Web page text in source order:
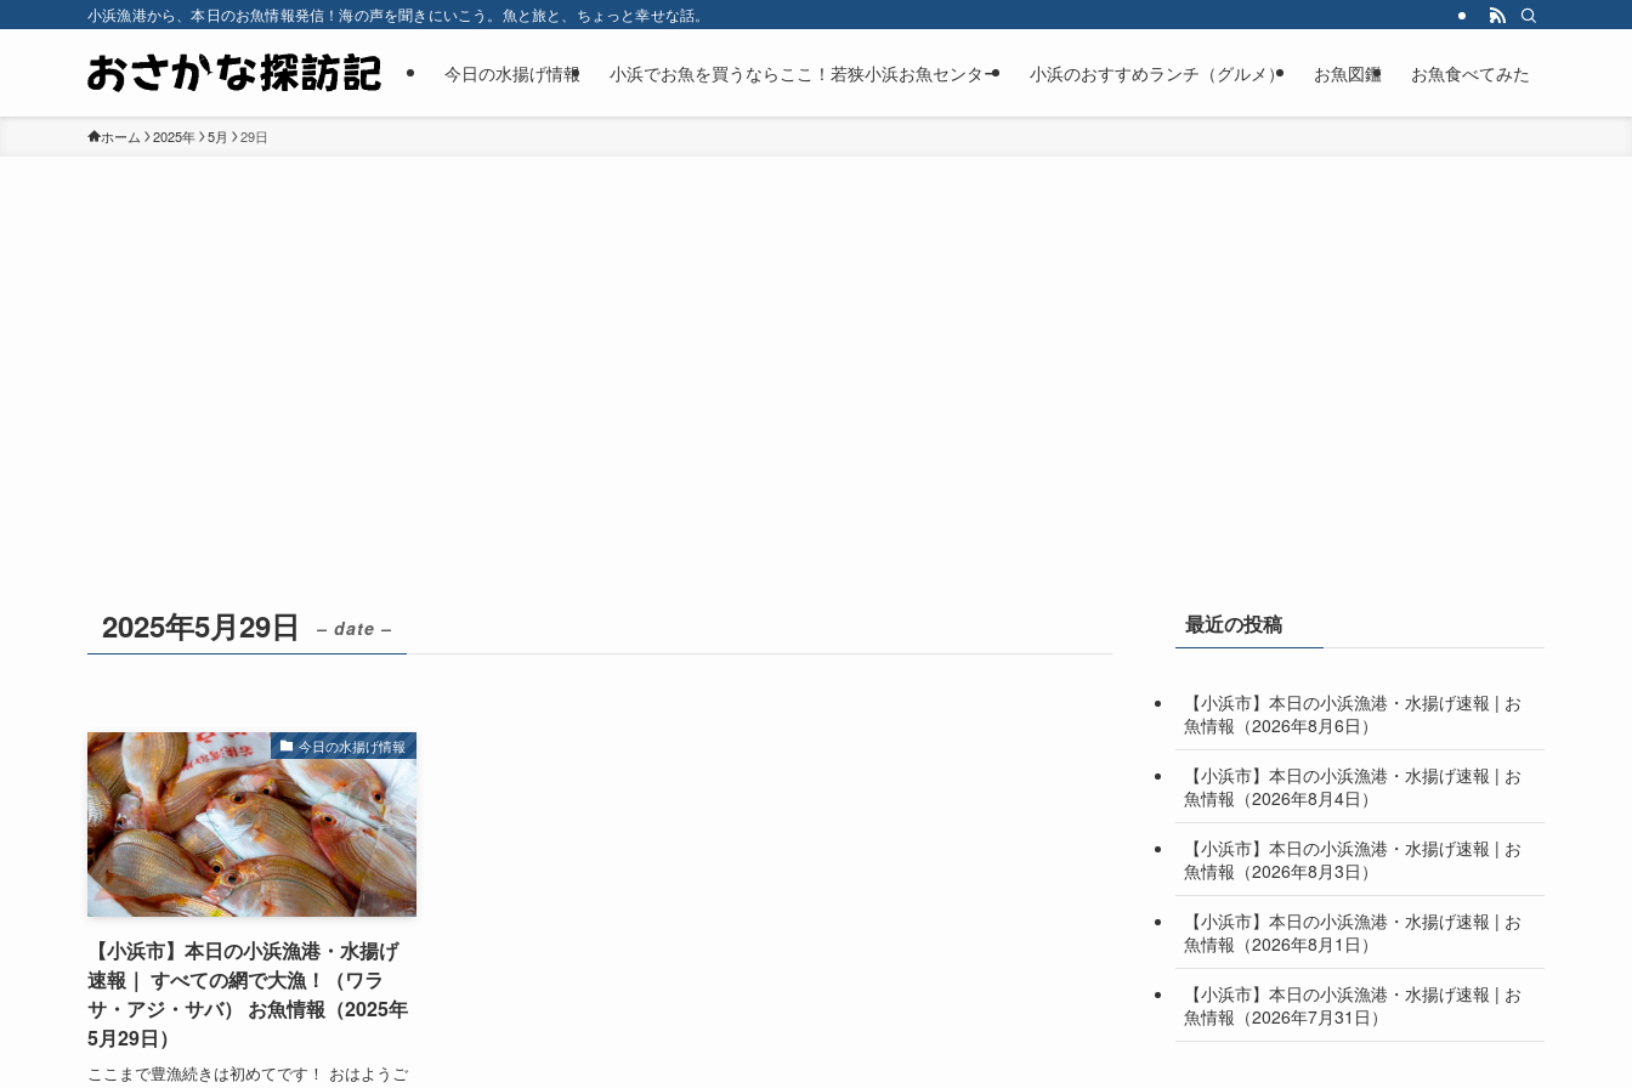
小浜漁港から、本日のお魚情報発信！海の声を聞きにいこう。魚と旅と、ちょっと幸せな話。
今日の水揚げ情報 小浜でお魚を買うならここ！若狭小浜お魚センター 小浜のおすすめランチ（グルメ） お魚図鑑 お魚食べてみた
ホーム 2025年 5月 29日
2025年5月29日 – date –
今日の水揚げ情報
【小浜市】本日の小浜漁港・水揚げ
速報｜ すべての網で大漁！（ワラ
サ・アジ・サバ） お魚情報（2025年
5月29日）
ここまで豊漁続きは初めてです！ おはようご
最近の投稿
【小浜市】本日の小浜漁港・水揚げ速報 | お
魚情報（2026年8月6日）
【小浜市】本日の小浜漁港・水揚げ速報 | お
魚情報（2026年8月4日）
【小浜市】本日の小浜漁港・水揚げ速報 | お
魚情報（2026年8月3日）
【小浜市】本日の小浜漁港・水揚げ速報 | お
魚情報（2026年8月1日）
【小浜市】本日の小浜漁港・水揚げ速報 | お
魚情報（2026年7月31日）